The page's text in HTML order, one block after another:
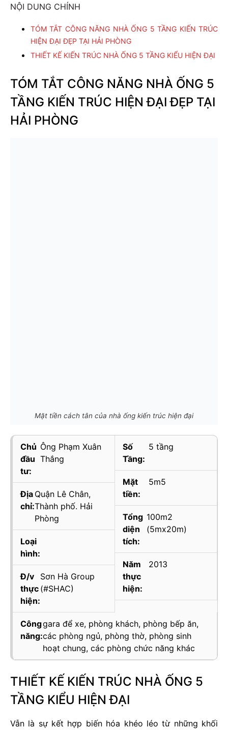
NỘI DUNG CHÍNH
TÓM TẮT CÔNG NĂNG NHÀ ỐNG 5 TẦNG KIẾN TRÚC
HIỆN ĐẠI ĐẸP TẠI HẢI PHÒNG
THIẾT KẾ KIẾN TRÚC NHÀ ỐNG 5 TẦNG KIỂU HIỆN ĐẠI
TÓM TẮT CÔNG NĂNG NHÀ ỐNG 5
TẦNG KIẾN TRÚC HIỆN ĐẠI ĐẸP TẠI
HẢI PHÒNG
Mặt tiền cách tân của nhà ống kiến trúc hiện đại
Chủ
đầu
tư:
Ông Phạm Xuân
Thắng
Địa
chỉ:
Quận Lê Chân,
Thành phố. Hải
Phòng
Loại
hình:
Đ/v
thực
hiện:
Sơn Hà Group
(#SHAC)
Số
Tầng:
5 tầng
Mặt
tiền:
5m5
Tổng
diện
tích:
100m2
(5mx20m)
Năm
thực
hiện:
2013
Công
năng:
gara để xe, phòng khách, phòng bếp ăn,
các phòng ngủ, phòng thờ, phòng sinh
hoạt chung, các phòng chức năng khác
THIẾT KẾ KIẾN TRÚC NHÀ ỐNG 5
TẦNG KIỂU HIỆN ĐẠI
Vẫn là sự kết hợp biến hóa khéo léo từ những khối